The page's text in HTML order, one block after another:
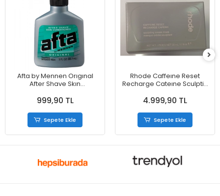
Afta by Mennen Orıgınal
After Shave Skın
Krem 88,7 ml
999,90 TL
Sepete Ekle
Rhode Caffeıne Reset
Recharge Cateıne Sculptin
4.999,90 TL
Sepete Ekle